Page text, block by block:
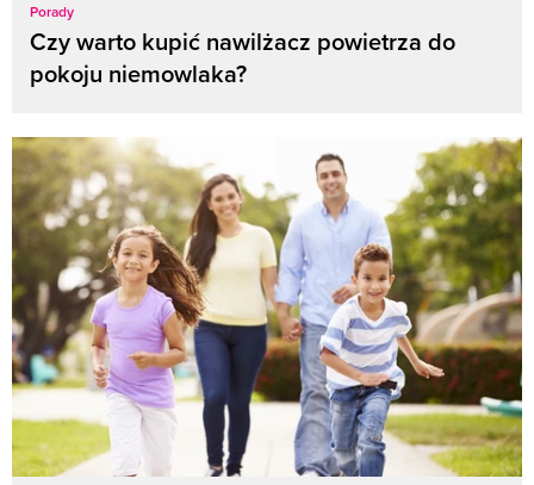
Porady
Czy warto kupić nawilżacz powietrza do
pokoju niemowlaka?